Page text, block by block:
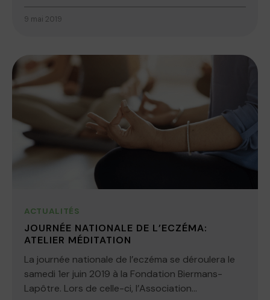
9 mai 2019
ACTUALITÉS
JOURNÉE NATIONALE DE L’ECZÉMA:
ATELIER MÉDITATION
La journée nationale de l’eczéma se déroulera le
samedi 1er juin 2019 à la Fondation Biermans-
Lapôtre. Lors de celle-ci, l’Association...